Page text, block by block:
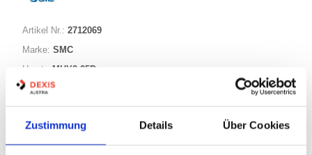
Zustimmung Details Über Cookies
Artikel Nr.: 2712069
Marke: SMC
Herst.:
MHY2-25D
Bezeichnung: